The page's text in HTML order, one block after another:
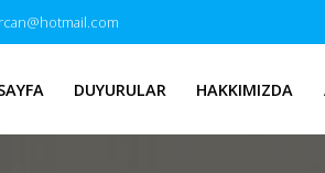
DUYURULAR HAKKIMIZDA